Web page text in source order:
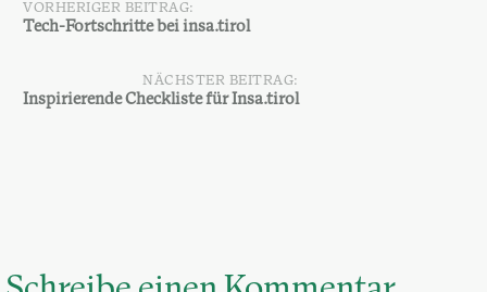
Beitragsnavigation
VORHERIGER BEITRAG:
Tech-Fortschritte bei insa.tirol
NÄCHSTER BEITRAG:
Inspirierende Checkliste für Insa.tirol